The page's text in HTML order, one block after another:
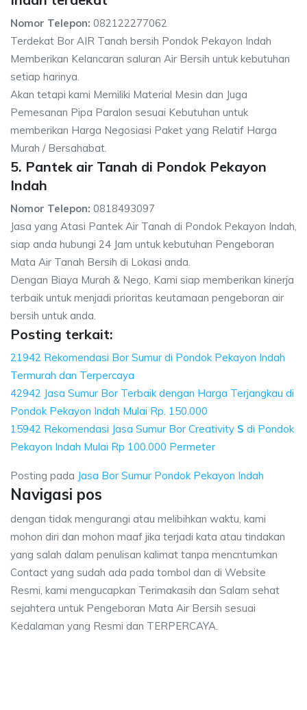
Nomor Telepon: 082122277062
Terdekat Bor AIR Tanah bersih Pondok Pekayon Indah
Memberikan Kelancaran saluran Air Bersih untuk kebutuhan
setiap harinya.
Akan tetapi kami Memiliki Material Mesin dan Juga
Pemesanan Pipa Paralon sesuai Kebutuhan untuk
memberikan Harga Negosiasi Paket yang Relatif Harga
Murah / Bersahabat.
5. Pantek air Tanah di Pondok Pekayon
Indah
Nomor Telepon: 0818493097
Jasa yang Atasi Pantek Air Tanah di Pondok Pekayon Indah,
siap anda hubungi 24 Jam untuk kebutuhan Pengeboran
Mata Air Tanah Bersih di Lokasi anda.
Dengan Biaya Murah & Nego, Kami siap memberikan kinerja
terbaik untuk menjadi prioritas keutamaan pengeboran air
bersih untuk anda.
Posting terkait:
21942 Rekomendasi Bor Sumur di Pondok Pekayon Indah
Termurah dan Terpercaya
42942 Jasa Sumur Bor Terbaik dengan Harga Terjangkau di
Pondok Pekayon Indah Mulai Rp. 150.000
15942 Rekomendasi Jasa Sumur Bor Creativity S di Pondok
Pekayon Indah Mulai Rp 100.000 Permeter
Posting pada Jasa Bor Sumur Pondok Pekayon Indah
Navigasi pos
dengan tidak mengurangi atau melibihkan waktu, kami
mohon diri dan mohon maaf jika terjadi kata atau tindakan
yang salah dalam penulisan kalimat tanpa mencntumkan
Contact yang sudah ada pada tombol dan di Website
Resmi, kami mengucapkan Terimakasih dan Salam sehat
sejahtera untuk Pengeboran Mata Air Bersih sesuai
Kedalaman yang Resmi dan TERPERCAYA.